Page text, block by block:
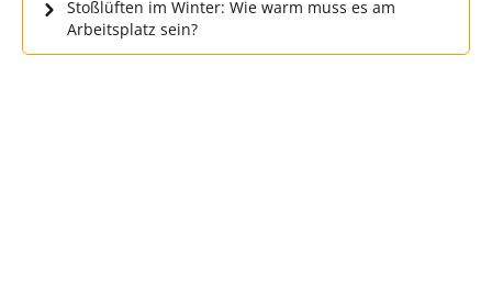
Stoßlüften im Winter: Wie warm muss es am
Arbeitsplatz sein?